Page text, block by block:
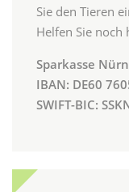
Sie den Tieren
Helfen Sie noch
Sparkasse
IBAN: DE60
SWIFT-BIC: